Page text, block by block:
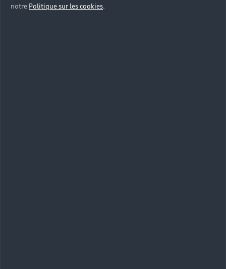
notre Politique sur les cookies.